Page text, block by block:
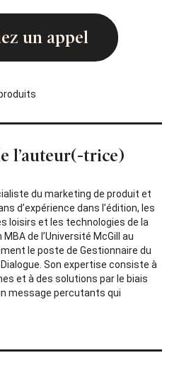
un appel
l’auteur(-trice)
du marketing de produit et
d’expérience dans l’édition, les
loisirs et les technologies de la
de l’Université McGill au
le poste de Gestionnaire du
Son expertise consiste à
et à des solutions par le biais
message percutants qui